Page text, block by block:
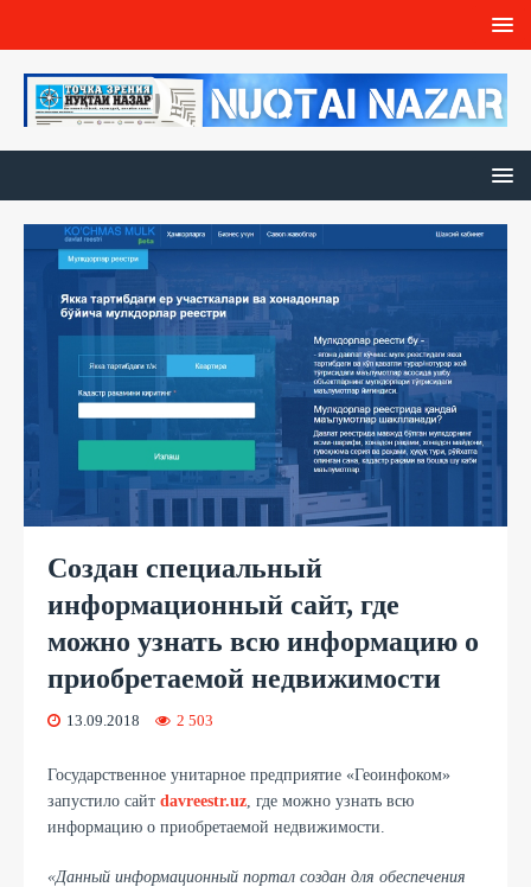
Создан специальный
информационный сайт, где
можно узнать всю информацию о
приобретаемой недвижимости
13.09.2018 2 503
Государственное унитарное предприятие «Геоинфоком»
запустило сайт davreestr.uz , где можно узнать всю
информацию о приобретаемой недвижимости.
«Данный информационный портал создан для обеспечения